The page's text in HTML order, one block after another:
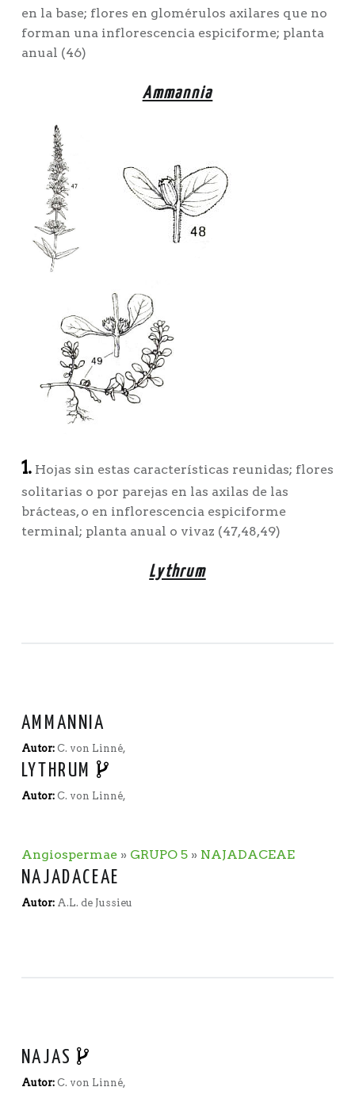
en la base; flores en glomérulos axilares que no
forman una inflorescencia espiciforme; planta
anual (46)
Ammannia
1.Hojas sin estas características reunidas; flores
solitarias o por parejas en las axilas de las
brácteas, o en inflorescencia espiciforme
terminal; planta anual o vivaz (47,48,49)
Lythrum
AMMANNIA
Autor: C. von Linné,
LYTHRUM
Autor: C. von Linné,
Angiospermae» GRUPO 5» NAJADACEAE
NAJADACEAE
Autor: A.L. de Jussieu
NAJAS
Autor: C. von Linné,